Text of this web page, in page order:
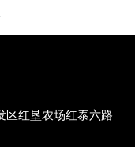
区红垦农场红泰六路